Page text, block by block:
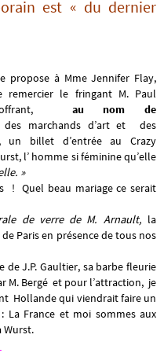
est « du dernier
propose à Mme Jennifer Flay,
le fringant M. Paul
au nom de
des marchands d’art et des
un billet d’entrée au Crazy
l’ homme si féminine qu’elle
»
! Quel beau mariage ce serait
de verre de M. Arnault, la
Paris en présence de tous nos
de J.P. Gaultier, sa barbe fleurie
M. Bergé et pour l’attraction, je
Hollande qui viendrait faire un
La France et moi sommes aux
Wurst.